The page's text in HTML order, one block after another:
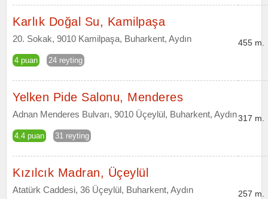
Karlık Doğal Su, Kamilpaşa
20. Sokak, 9010 Kamilpaşa, Buharkent, Aydın
4 puan 24 reyting
455 m.
Yelken Pide Salonu, Menderes
Adnan Menderes Bulvarı, 9010 Üçeylül, Buharkent, Aydın
4.4 puan 31 reyting
317 m.
Kızılcık Madran, Üçeylül
Atatürk Caddesi, 36 Üçeylül, Buharkent, Aydın 257 m.